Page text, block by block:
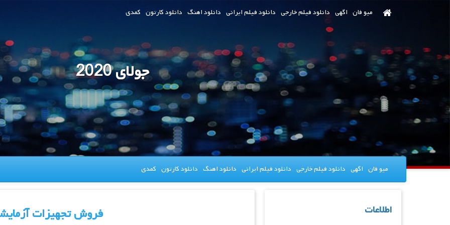
میو فان اگهی دانلود فیلم خارجی دانلود فیلم ایرانی دانلود اهنگ دانلود کارتون کمدی
جولای 2020
میو فان اگهی دانلود فیلم خارجی دانلود فیلم ایرانی دانلود اهنگ دانلود کارتون کمدی
فروش تجهیزات اطلاعات